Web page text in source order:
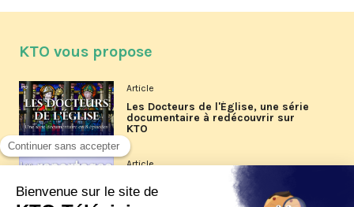
KTO vous propose
Article
Les Docteurs de l'Église, une série
documentaire à redécouvrir sur
KTO
Article
Les reportages d'été 2026 de KTO